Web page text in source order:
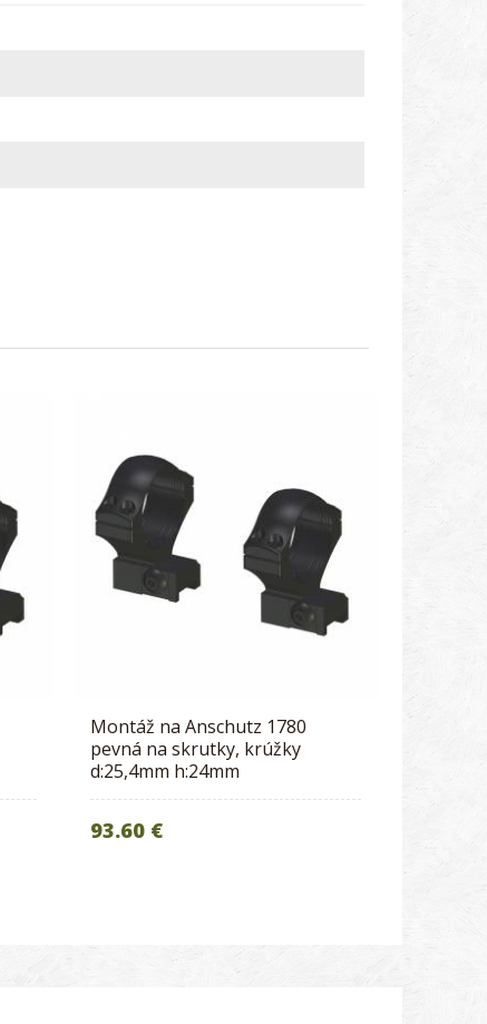
Montáž na Anschutz 1780
pevná na skrutky, krúžky
d:25,4mm h:24mm
93.60 €